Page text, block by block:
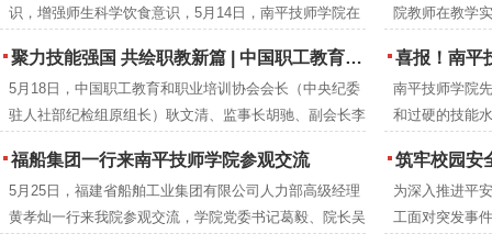
活动。
识，增强师生科学饮食意识，5月14日，南平技师学院在
会会长、注册营养师刘彦雯担任主讲人。
院教师在教学
学院教研室组
编工作。历时
成册推广交流。
聚力技能强国 共绘职教新篇 | 中国职工教育和职业培训协会莅临南平技师学院调研指导
5月18日，中国职工教育和职业培训协会会长（中央纪委
驻人社部纪检组原组长）耿文清、监事长胡驰、副会长李
学院调研指导。南平市人民政府党组成员、副市长杨新
强，市人力资源和社会保障局党组成员、副局长吴邦建，
学院党委书记葛毅，院长吴瑞通等领导陪同考察。
喜报！南平技师
南平技师学院
和过硬的技能
福船集团一行来南平技师学院参观交流
5月25日，福建省船舶工业集团有限公司人力部高级经理
黄孝灿一行来我院参观交流，学院党委书记葛毅、院长吴
筑牢校园安全防线 提升教职工
为深入推进平
工面对突发事